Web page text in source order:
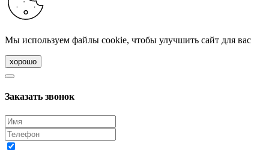
Мы используем файлы cookie, чтобы улучшить сайт для вас
хорошо
Заказать звонок